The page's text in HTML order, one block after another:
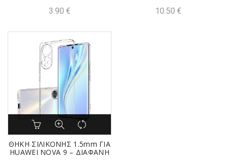
3.90 €
10.50 €
ΘΗΚΗ ΣΙΛΙΚΟΝΗΣ 1.5mm ΓΙΑ
HUAWEI NOVA 9 – ΔΙΑΦΑΝΗ